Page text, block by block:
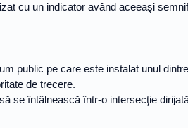
cu un indicator având aceeaşi
public pe care este instalat unul
de trecere.
se întâlnească într-o intersecţie